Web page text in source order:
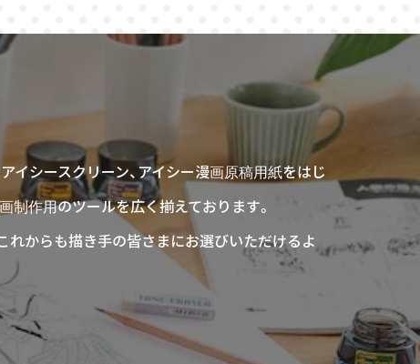
イシースクリーン、アイシー漫画原稿用紙をはじ
制作用のツールを広く揃えております。
れからも描き手の皆さまにお選びいただけるよ